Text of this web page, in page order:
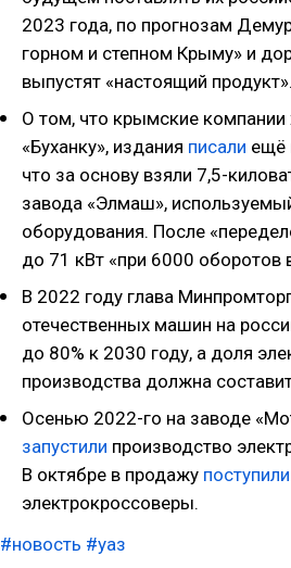
2023 года, по прогнозам
горном и степном Крыму» и
выпустят «настоящий продукт».
О том, что крымские компании
«Буханку», издания писали ещё
что за основу взяли 7,5-
завода «Элмаш»,
оборудования. После
до 71 кВт «при 6000
В 2022 году глава
отечественных машин на
до 80% к 2030 году, а доля
производства должна
Осенью 2022-го на заводе
запустили производство
В октябре в продажу поступили
электрокроссоверы.
#новость #уаз